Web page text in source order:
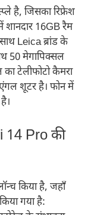
है, जिसका रिफ्रेश
16GB रैम
Leica ब्रांड के
50 मेगापिक्सल
टेलीफोटो कैमरा
शूटर है। फोन में
14 Pro की
किया है, जहाँ
गया है: